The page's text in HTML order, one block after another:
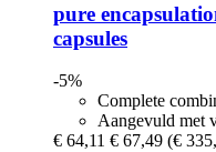
pure
capsules
-5%
Complete
Aangevuld met
€ 64,11 € 67,49 (€